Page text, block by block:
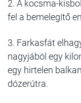
2. A kocsma-
fel a bemelegítő
3. Farkasfát
nagyjából egy
egy hirtelen
dózerútra.